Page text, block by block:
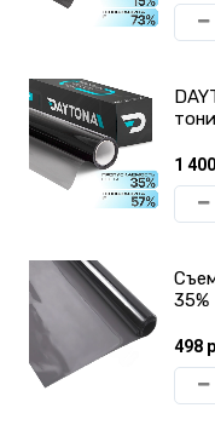
Пленка для
тонирования фар
DAYTONA
1
35%
498